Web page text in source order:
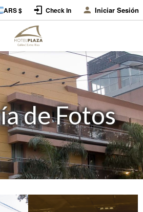
ARS $ Check In Iniciar Sesión
de Fotos